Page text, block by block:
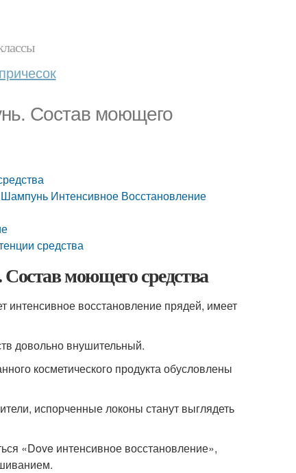
Состав моющего
Интенсивное Восстановление
средства
моющего средства
восстановление прядей, имеет
довольно внушительный.
косметического продукта обусловлены
испорченные локоны станут выглядеть
«Dove интенсивное восстановление»,